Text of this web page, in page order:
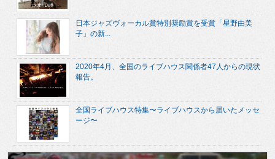
日本ジャズヴォーカル賞特別奨励賞を受賞「星野由美
子」の新...
2020年4月、全国のライブハウス関係者47人からの現状
報告。
全国ライブハウス特集〜ライブハウスから届いたメッセ
ージ〜